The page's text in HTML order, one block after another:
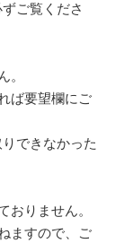
ご覧くださ
。
ば要望欄にご
できなかった
おりません。
ますので、ご